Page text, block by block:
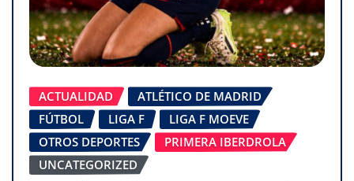
ACTUALIDAD
ATLÉTICO DE MADRID
FÚTBOL
LIGA F
LIGA F MOEVE
OTROS DEPORTES
PRIMERA IBERDROLA
UNCATEGORIZED